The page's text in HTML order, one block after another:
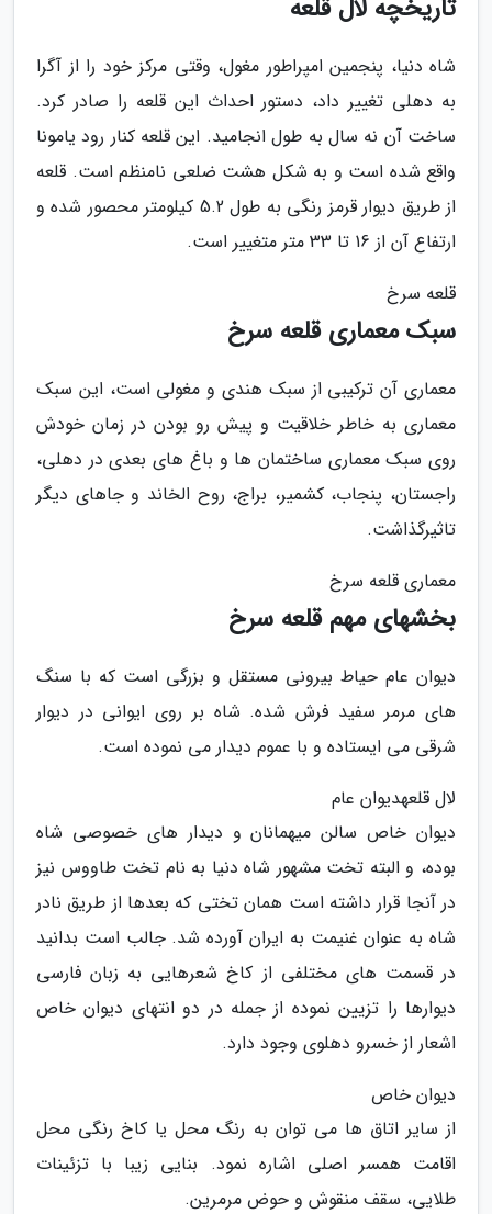
تاریخچه لال قلعه
شاه دنیا، پنجمین امپراطور مغول، وقتی مرکز خود را از آگرا
به دهلی تغییر داد، دستور احداث این قلعه را صادر کرد.
ساخت آن نه سال به طول انجامید. این قلعه کنار رود یامونا
واقع شده است و به شکل هشت ضلعی نامنظم است. قلعه
از طریق دیوار قرمز رنگی به طول 5.2 کیلومتر محصور شده و
ارتفاع آن از 16 تا 33 متر متغییر است.
قلعه سرخ
سبک معماری قلعه سرخ
معماری آن ترکیبی از سبک هندی و مغولی است، این سبک
معماری به خاطر خلاقیت و پیش رو بودن در زمان خودش
روی سبک معماری ساختمان ها و باغ های بعدی در دهلی،
راجستان، پنجاب، کشمیر، براج، روح الخاند و جاهای دیگر
تاثیرگذاشت.
معماری قلعه سرخ
بخشهای مهم قلعه سرخ
دیوان عام حیاط بیرونی مستقل و بزرگی است که با سنگ
های مرمر سفید فرش شده. شاه بر روی ایوانی در دیوار
شرقی می ایستاده و با عموم دیدار می نموده است.
لال قلعهدیوان عام
دیوان خاص سالن میهمانان و دیدار های خصوصی شاه
بوده، و البته تخت مشهور شاه دنیا به نام تخت طاووس نیز
در آنجا قرار داشته است همان تختی که بعدها از طریق نادر
شاه به عنوان غنیمت به ایران آورده شد. جالب است بدانید
در قسمت های مختلفی از کاخ شعرهایی به زبان فارسی
دیوارها را تزیین نموده از جمله در دو انتهای دیوان خاص
اشعار از خسرو دهلوی وجود دارد.
دیوان خاص
از سایر اتاق ها می توان به رنگ محل یا کاخ رنگی محل
اقامت همسر اصلی اشاره نمود. بنایی زیبا با تزئینات
طلایی، سقف منقوش و حوض مرمرین.